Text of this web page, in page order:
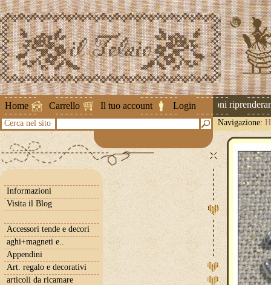
Home Carrello Il tuo account Login
Attenzione ! Le spedizioni
Cerca nel sito Navigazione:
Informazioni
Visita il Blog
Accessori tende e decori
aghi+magneti e..
Appendini
Art. regalo e decorativi
articoli da ricamare